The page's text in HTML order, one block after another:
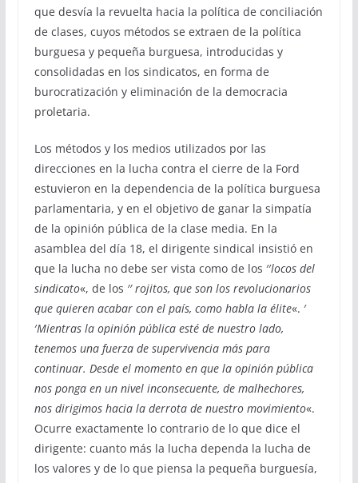
que desvía la revuelta hacia la política de conciliación
de clases, cuyos métodos se extraen de la política
burguesa y pequeña burguesa, introducidas y
consolidadas en los sindicatos, en forma de
burocratización y eliminación de la democracia
proletaria.
Los métodos y los medios utilizados por las
direcciones en la lucha contra el cierre de la Ford
estuvieron en la dependencia de la política burguesa
parlamentaria, y en el objetivo de ganar la simpatía
de la opinión pública de la clase media. En la
asamblea del día 18, el dirigente sindical insistió en
que la lucha no debe ser vista como de los ′′locos del
sindicato«, de los ′′ rojitos, que son los revolucionarios
que quieren acabar con el país, como habla la élite«. ′
′Mientras la opinión pública esté de nuestro lado,
tenemos una fuerza de supervivencia más para
continuar. Desde el momento en que la opinión pública
nos ponga en un nivel inconsecuente, de malhechores,
nos dirigimos hacia la derrota de nuestro movimiento«.
Ocurre exactamente lo contrario de lo que dice el
dirigente: cuanto más la lucha dependa la lucha de
los valores y de lo que piensa la pequeña burguesía,